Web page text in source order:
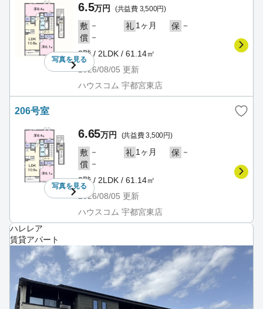
写真を見る
6.5万円 (共益費 3,500円)
敷 － 礼 1ヶ月 保 －
償 －
2階 / 2LDK / 61.14㎡
2026/08/05 更新
ハウスコム 宇都宮東店
206号室
写真を見る
6.65万円 (共益費 3,500円)
敷 － 礼 1ヶ月 保 －
償 －
2階 / 2LDK / 61.14㎡
2026/08/05 更新
ハウスコム 宇都宮東店
ハレレア
賃貸アパート